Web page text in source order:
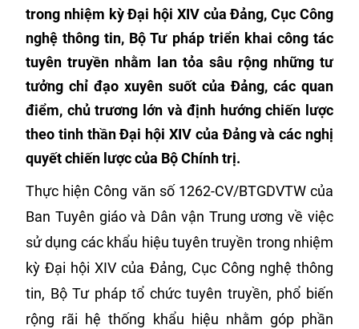
trong nhiệm kỳ Đại hội XIV của Đảng, Cục Công
nghệ thông tin, Bộ Tư pháp triển khai công tác
tuyên truyền nhằm lan tỏa sâu rộng những tư
tưởng chỉ đạo xuyên suốt của Đảng, các quan
điểm, chủ trương lớn và định hướng chiến lược
theo tinh thần Đại hội XIV của Đảng và các nghị
quyết chiến lược của Bộ Chính trị.
Thực hiện Công văn số 1262-CV/BTGDVTW của
Ban Tuyên giáo và Dân vận Trung ương về việc
sử dụng các khẩu hiệu tuyên truyền trong nhiệm
kỳ Đại hội XIV của Đảng, Cục Công nghệ thông
tin, Bộ Tư pháp tổ chức tuyên truyền, phổ biến
rộng rãi hệ thống khẩu hiệu nhằm góp phần